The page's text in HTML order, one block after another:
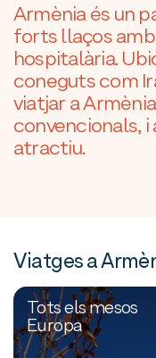
Armènia és un
forts llaços
hospitalària.
coneguts com
viatjar a
convencionals, i
atractiu.
Viatges a
Tots els mesos
Europa